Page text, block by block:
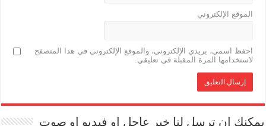
الموقع الإلكتروني
احفظ اسمي، بريدي الإلكتروني، والموقع الإلكتروني في هذا المتصفح
لاستخدامها المرة المقبلة في تعليقي.
يمكنك ان ترسل لنا خبر عاجل او فيديو او صوت